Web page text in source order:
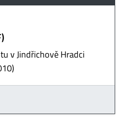
v Jindřichově Hradci